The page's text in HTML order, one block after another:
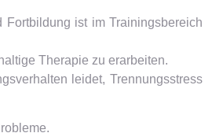
ist im Trainingsbereich
Therapie zu erarbeiten.
leidet, Trennungsstress